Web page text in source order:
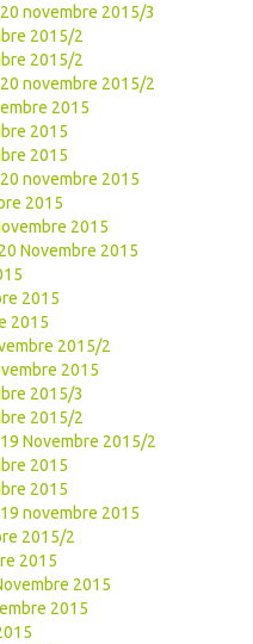
novembre 2015/3
2015/2
2015/2
novembre 2015/2
2015
2015
2015
novembre 2015
2015
2015
Novembre 2015
2015
2015
2015/2
2015
2015/3
2015/2
Novembre 2015/2
2015
2015
novembre 2015
2015/2
2015
2015
2015